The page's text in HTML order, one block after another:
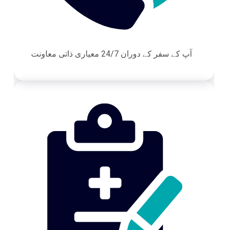
آپ کے سفر کے دوران 24/7 معیاری ذاتی معاونت